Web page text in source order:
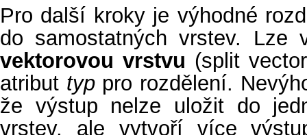
Pro další kroky je výhodné
do samostatných vrstev. Lze
vektorovou vrstvu (split
atribut typpro rozdělení.
že výstup nelze uložit do
vrstev, ale vytvoří více